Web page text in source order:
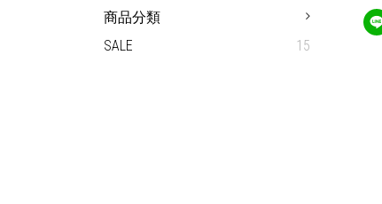
商品分類
SALE
15